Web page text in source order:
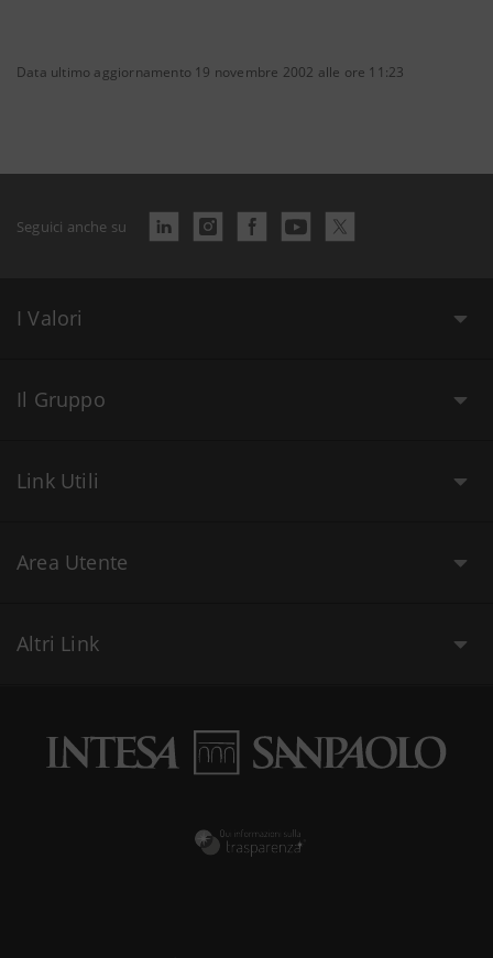
Data ultimo aggiornamento 19 novembre 2002 alle ore 11:23
Seguici anche su
I Valori
Il Gruppo
Link Utili
Area Utente
Altri Link